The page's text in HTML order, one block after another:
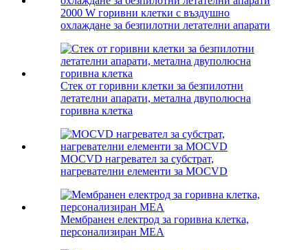
2000 W горивни клетки с въздушно
охлаждане за безпилотни летателни апарати
Стек от горивни клетки за безпилотни
летателни апарати, метална двуполюсна
горивна клетка
MOCVD нагревател за субстрат,
нагревателни елементи за MOCVD
Мембранен електрод за горивна клетка,
персонализиран MEA